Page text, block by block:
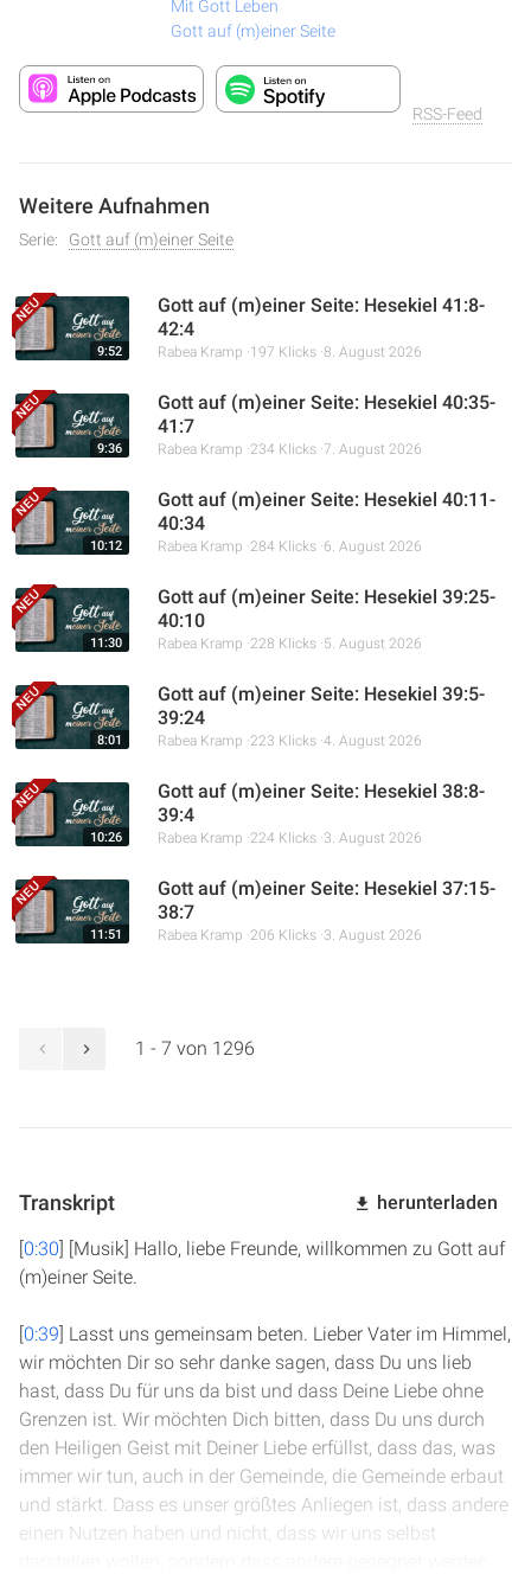
Mit Gott Leben
Gott auf (m)einer Seite
RSS-Feed
Weitere Aufnahmen
Serie: Gott auf (m)einer Seite
9:52
Gott auf (m)einer Seite: Hesekiel 41:8-
42:4
Rabea Kramp 197 Klicks 8. August 2026
9:36
Gott auf (m)einer Seite: Hesekiel 40:35-
41:7
Rabea Kramp 234 Klicks 7. August 2026
10:12
Gott auf (m)einer Seite: Hesekiel 40:11-
40:34
Rabea Kramp 284 Klicks 6. August 2026
11:30
Gott auf (m)einer Seite: Hesekiel 39:25-
40:10
Rabea Kramp 228 Klicks 5. August 2026
8:01
Gott auf (m)einer Seite: Hesekiel 39:5-
39:24
Rabea Kramp 223 Klicks 4. August 2026
10:26
Gott auf (m)einer Seite: Hesekiel 38:8-
39:4
Rabea Kramp 224 Klicks 3. August 2026
11:51
Gott auf (m)einer Seite: Hesekiel 37:15-
38:7
Rabea Kramp 206 Klicks 3. August 2026
1 - 7 von 1296
Transkript herunterladen
[0:30] [Musik] Hallo, liebe Freunde, willkommen zu Gott auf
(m)einer Seite.
[0:39] Lasst uns gemeinsam beten. Lieber Vater im Himmel,
wir möchten Dir so sehr danke sagen, dass Du uns lieb
hast, dass Du für uns da bist und dass Deine Liebe ohne
Grenzen ist. Wir möchten Dich bitten, dass Du uns durch
den Heiligen Geist mit Deiner Liebe erfüllst, dass das, was
immer wir tun, auch in der Gemeinde, die Gemeinde erbaut
und stärkt. Dass es unser größtes Anliegen ist, dass andere
einen Nutzen haben und nicht, dass wir uns selbst